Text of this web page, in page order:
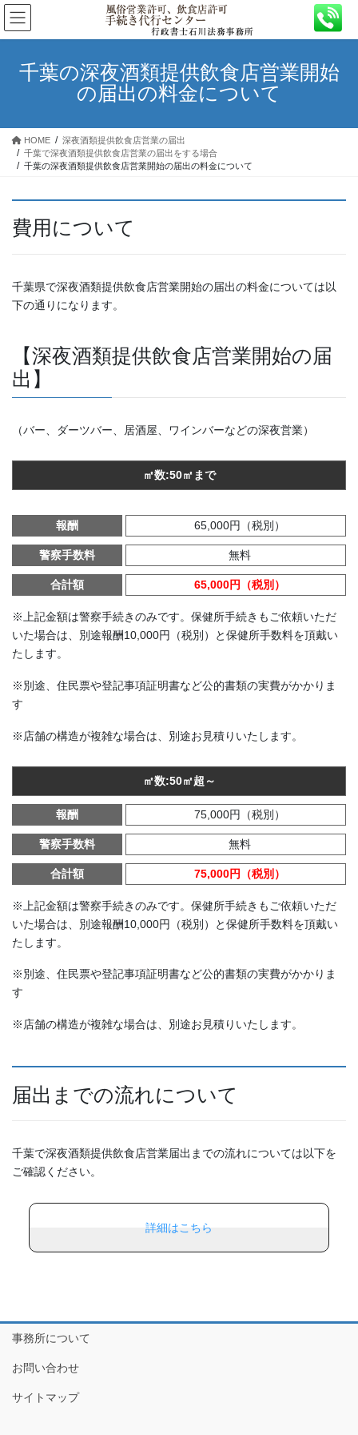
コ
ン
テ
ナ
ビ
ゲ
千葉の深夜酒類提供飲食店営業開始
の届出の料金について
HOME
深夜酒類提供飲食店営業の届出
千葉で深夜酒類提供飲食店営業の届出をする場合
千葉の深夜酒類提供飲食店営業開始の届出の料金について
費用について
千葉県で深夜酒類提供飲食店営業開始の届出の料金については以
下の通りになります。
【深夜酒類提供飲食店営業開始の届
出】
（バー、ダーツバー、居酒屋、ワインバーなどの深夜営業）
㎡数:50㎡まで
報酬 65,000円（税別）
警察手数料 無料
合計額 65,000円（税別）
※上記金額は警察手続きのみです。保健所手続きもご依頼いただ
いた場合は、別途報酬10,000円（税別）と保健所手数料を頂戴い
たします。
※別途、住民票や登記事項証明書など公的書類の実費がかかりま
す
※店舗の構造が複雑な場合は、別途お見積りいたします。
㎡数:50㎡超～
報酬 75,000円（税別）
警察手数料 無料
合計額 75,000円（税別）
※上記金額は警察手続きのみです。保健所手続きもご依頼いただ
いた場合は、別途報酬10,000円（税別）と保健所手数料を頂戴い
たします。
※別途、住民票や登記事項証明書など公的書類の実費がかかりま
す
※店舗の構造が複雑な場合は、別途お見積りいたします。
届出までの流れについて
千葉で深夜酒類提供飲食店営業届出までの流れについては以下を
ご確認ください。
詳細はこちら
事務所について
お問い合わせ
サイトマップ